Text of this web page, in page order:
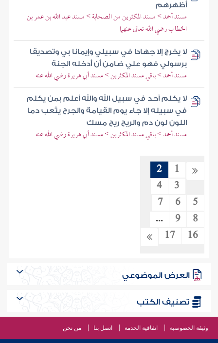
أظهرهم
مسند أحمد > مسند المكثرين من الصحابة > مسند عبد الله بن عمر بن
الخطاب رضي الله تعالى عنهما
لا يخرج إلا جهادا في سبيلي وإيمانا بي وتصديقا
برسولي فهو علي ضامن أن أدخله الجنة
مسند أحمد > باقي مسند المكثرين > مسند أبي هريرة رضي الله عنه
لا يكلم أحد في سبيل الله والله أعلم بمن يكلم
في سبيله إلا جاء يوم القيامة والجرح يثعب دما
اللون لون دم والريح ريح مسك
مسند أحمد > باقي مسند المكثرين > مسند أبي هريرة رضي الله عنه
1
2
3
4
5
6
7
8
9
...
16
17
العرض الموضوعي
تصنيف الكتب
وثيقة الخصوصية اتفاقية الخدمة اتصل بنا من نحن